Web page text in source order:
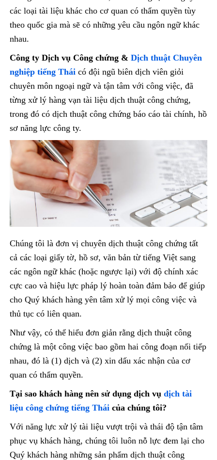
các loại tài liệu khác cho cơ quan có thẩm quyền tùy
theo quốc gia mà sẽ có những yêu cầu ngôn ngữ khác
nhau.
Công ty Dịch vụ Công chứng & Dịch thuật Chuyên
nghiệp tiếng Thái có đội ngũ biên dịch viên giỏi
chuyên môn ngoại ngữ và tận tâm với công việc, đã
từng xử lý hàng vạn tài liệu dịch thuật công chứng,
trong đó có dịch thuật công chứng báo cáo tài chính, hồ
sơ năng lực công ty.
Chúng tôi là đơn vị chuyên dịch thuật công chứng tất
cả các loại giấy tờ, hồ sơ, văn bản từ tiếng Việt sang
các ngôn ngữ khác (hoặc ngược lại) với độ chính xác
cực cao và hiệu lực pháp lý hoàn toàn đảm bảo để giúp
cho Quý khách hàng yên tâm xử lý mọi công việc và
thủ tục có liên quan.
Như vậy, có thể hiểu đơn giản rằng dịch thuật công
chứng là một công việc bao gồm hai công đoạn nối tiếp
nhau, đó là (1) dịch và (2) xin dấu xác nhận của cơ
quan có thẩm quyền.
Tại sao khách hàng nên sử dụng dịch vụ dịch tài
liệu công chứng tiếng Thái của chúng tôi?
Với năng lực xử lý tài liệu vượt trội và thái độ tận tâm
phục vụ khách hàng, chúng tôi luôn nỗ lực đem lại cho
Quý khách hàng những sản phẩm dịch thuật công